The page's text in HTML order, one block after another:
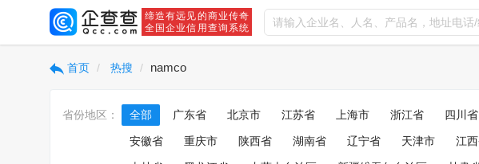
缔造有远见的商业传奇
全国企业信用查询系统
首页 热搜 namco
省份地区： 全部 广东省 北京市 江苏省 上海市 浙江省 四川省
安徽省 重庆市 陕西省 湖南省 辽宁省 天津市 江